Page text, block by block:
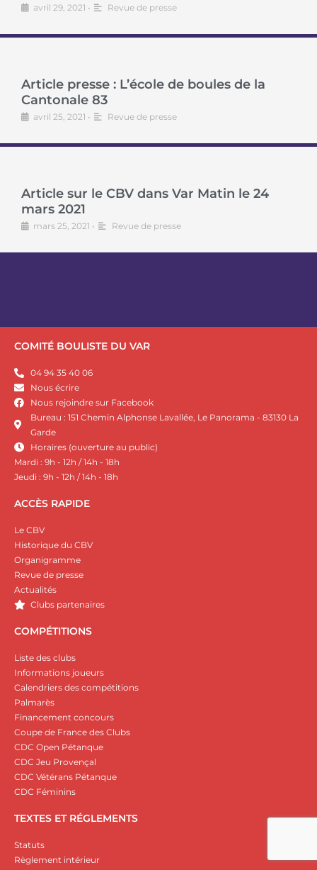
avril 29, 2021 • Revue de presse
Article presse : L’école de boules de la
Cantonale 83
avril 25, 2021 • Revue de presse
Article sur le CBV dans Var Matin le 24
mars 2021
mars 25, 2021 • Revue de presse
COMITÉ BOULISTE DU VAR
04 94 35 40 06
Nous écrire
Nous rejoindre sur Facebook
Bureau : 151 Chemin Alphonse Lavallée, Le Panorama - 83130 La
Garde
Horaires (ouverture au public)
Mardi : 9h - 12h / 14h - 18h
Jeudi : 9h - 12h / 14h - 18h
ACCÈS RAPIDE
Le CBV
Historique du CBV
Organigramme
Revue de presse
Actualités
Clubs partenaires
COMPÉTITIONS
Liste des clubs
Informations joueurs
Calendriers des compétitions
Palmarès
Financement concours
Coupe de France des Clubs
CDC Open Pétanque
CDC Jeu Provençal
CDC Vétérans Pétanque
CDC Féminins
TEXTES ET RÉGLEMENTS
Statuts
Règlement intérieur